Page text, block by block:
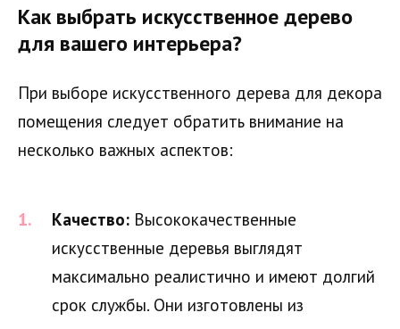
Как выбрать искусственное дерево
для вашего интерьера?
При выборе искусственного дерева для декора
помещения следует обратить внимание на
несколько важных аспектов:
Качество: Высококачественные
искусственные деревья выглядят
максимально реалистично и имеют долгий
срок службы. Они изготовлены из